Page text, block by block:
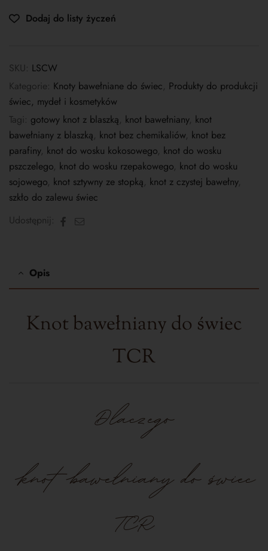
Dodaj do listy życzeń
SKU: LSCW
Kategorie: Knoty bawełniane do świec, Produkty do produkcji
świec, mydeł i kosmetyków
Tagi: gotowy knot z blaszką, knot bawełniany, knot
bawełniany z blaszką, knot bez chemikaliów, knot bez
parafiny, knot do wosku kokosowego, knot do wosku
pszczelego, knot do wosku rzepakowego, knot do wosku
sojowego, knot sztywny ze stopką, knot z czystej bawełny,
szkło do zalewu świec
Udostępnij:
Facebook
E-
Opis
Knot bawełniany do świec
TCR
Dlaczego
knot bawełniany do świec
TCR